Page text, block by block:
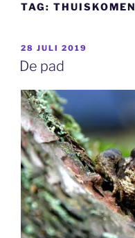
TAG: THUISKOMEN
GEPLAATST
OP
28 JULI 2019
De pad